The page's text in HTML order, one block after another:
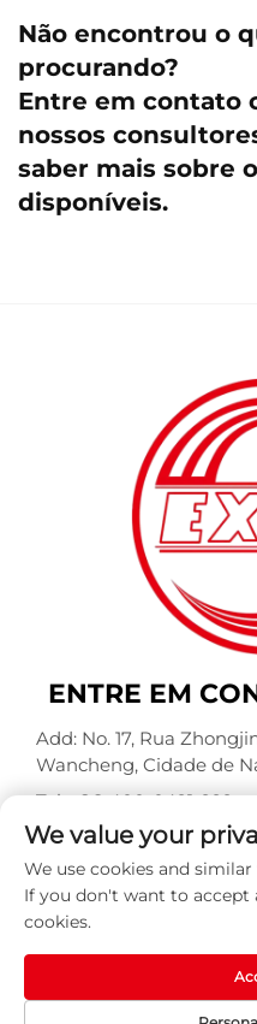
Não encontrou o
procurando?
Entre em contato
nossos
saber mais sobre
disponíveis.
ENTRE EM
Add: No. 17, Rua
Wancheng, Cidade de
Tel.:+86-400-0491-999
E-mail: [email protected]
Direitos autorais ©
We value your
We use cookies and
If you don't want to accept
cookies.